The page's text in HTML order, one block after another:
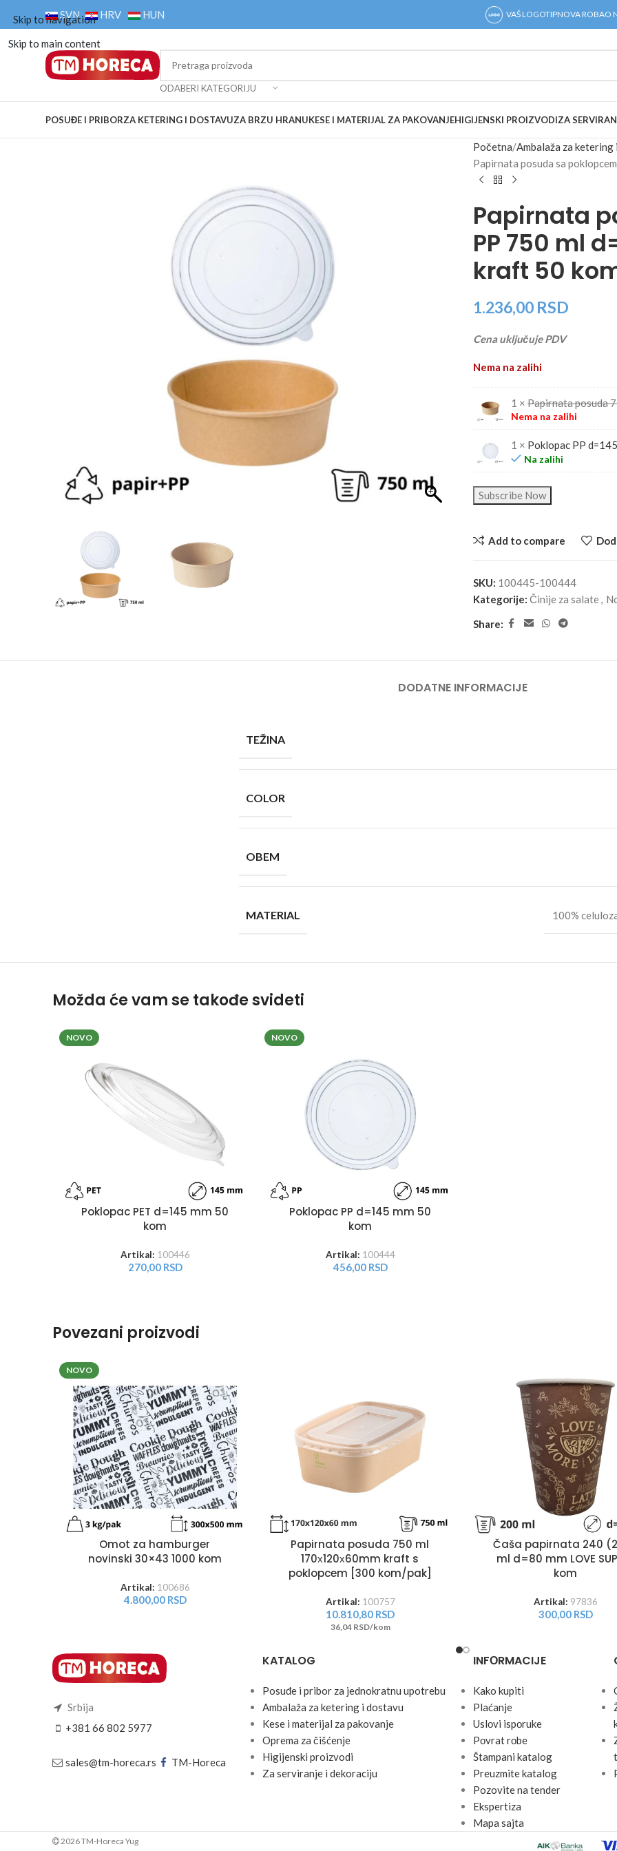
Skip to navigation
Skip to main content
SVN HRV HUN VAŠ LOGOTIPNOVA ROBAO
ODABERI KATEGORIJU
POSUĐE I PRIBORZA KETERING I DOSTAVUZA BRZU HRANUKESE I MATERIJAL ZA PAKOVANJEHIGIJENSKI PROIZVODIZA
Početna Ambalaža za ketering
Papirnata posuda sa
Papirnata
PP 750 ml
kraft 50
1.236,00 RSD
Cena uključuje PDV
Nema na zalihi
1 × Papirnata posuda
Nema na zalihi
1 × Poklopac PP
Na zalihi
Subscribe Now
Add to compare
SKU: 100445-100444
Kategorije: Činije za salate,
Share:
DODATNE INFORMACIJE
TEŽINA
COLOR
OBEM
MATERIAL 100%
Možda će vam se takođe svideti
NOVO
Poklopac PET d=145 mm 50
kom
Artikal: 100446
270,00 RSD
NOVO
Poklopac PP d=145 mm 50
kom
Artikal: 100444
456,00 RSD
Povezani proizvodi
NOVO
Omot za hamburger
novinski 30×43 1000 kom
Artikal: 100686
4.800,00 RSD
Papirnata posuda 750 ml
170х120х60mm kraft s
poklopcem [300 kom/pak]
Artikal: 100757
10.810,80 RSD
36,04 RSD/kom
Čaša papirnata 240
ml d=80 mm LOVE
kom
Artikal: 97836
300,00 RSD
Srbija
+381 66 802 5977
sales@tm-horeca.rs TM-Horeca
KATALOG
Posuđe i pribor za jednokratnu upotrebu
Ambalaža za ketering i dostavu
Kese i materijal za pakovanje
Oprema za čišćenje
Higijenski proizvodi
Za serviranje i dekoraciju
INFОRMACIJE
Kako kupiti
Plaćanje
Uslоvi ispоruke
Pоvrat rоbe
Štampani katalog
Preuzmite katalog
Pozovite na tender
Ekspertiza
Mapa sajta
2026 TM-Horeca Yug